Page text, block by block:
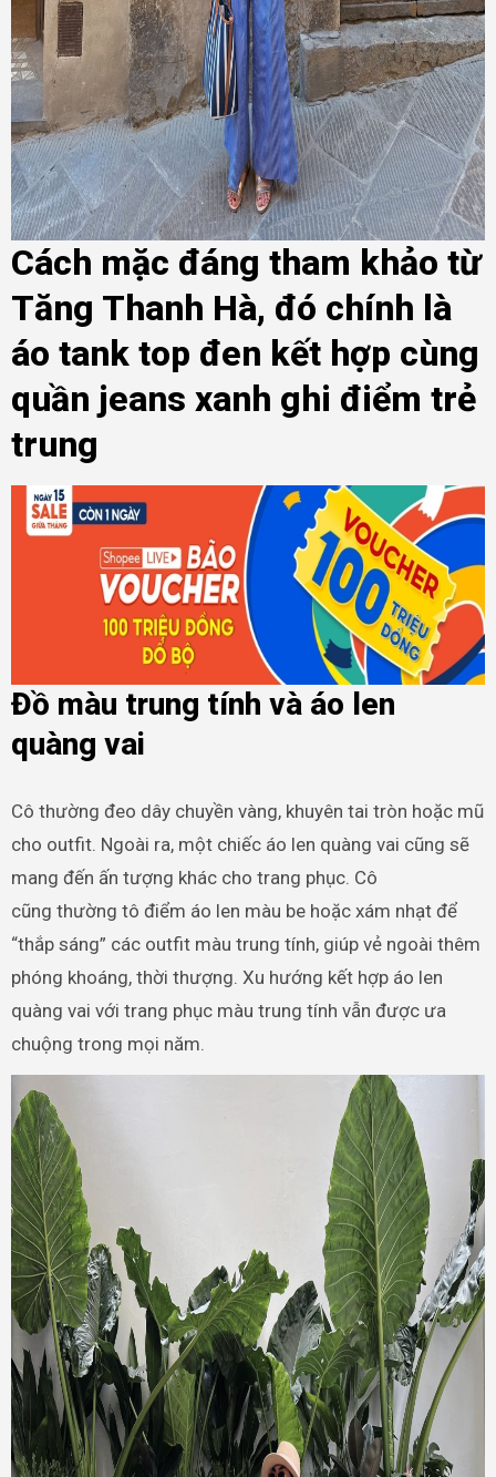
Cách mặc đáng tham khảo từ
Tăng Thanh Hà, đó chính là
áo tank top đen kết hợp cùng
quần jeans xanh ghi điểm trẻ
trung
Đồ màu trung tính và áo len
quàng vai
Cô thường đeo dây chuyền vàng, khuyên tai tròn hoặc mũ
cho outfit. Ngoài ra, một chiếc áo len quàng vai cũng sẽ
mang đến ấn tượng khác cho trang phục. Cô
cũng thường tô điểm áo len màu be hoặc xám nhạt để
“thắp sáng” các outfit màu trung tính, giúp vẻ ngoài thêm
phóng khoáng, thời thượng. Xu hướng kết hợp áo len
quàng vai với trang phục màu trung tính vẫn được ưa
chuộng trong mọi năm.